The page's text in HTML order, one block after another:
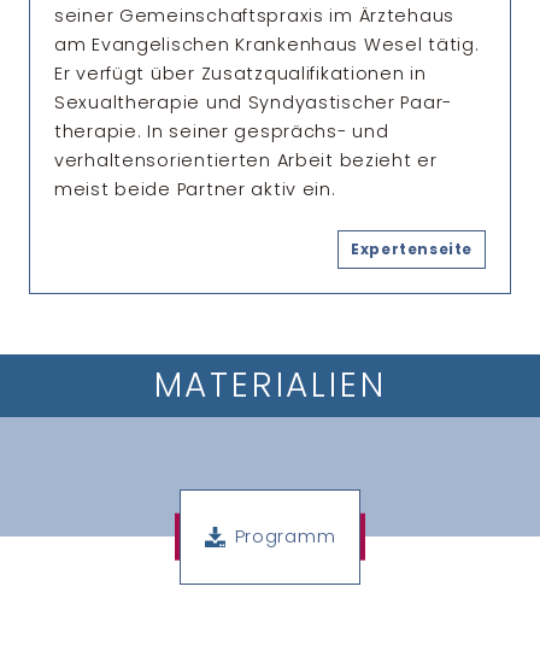
seiner Gemeinschafts­praxis im Ärztehaus
am Evan­gelischen Krankenhaus Wesel tätig.
Er verfügt über Zusatz­qualifikationen in
Sexual­therapie und Syndyastischer Paar­
therapie. In seiner gesprächs- und
verhaltens­orientierten Arbeit bezieht er
meist beide Partner aktiv ein.
Expertenseite
MATERIALIEN
Programm